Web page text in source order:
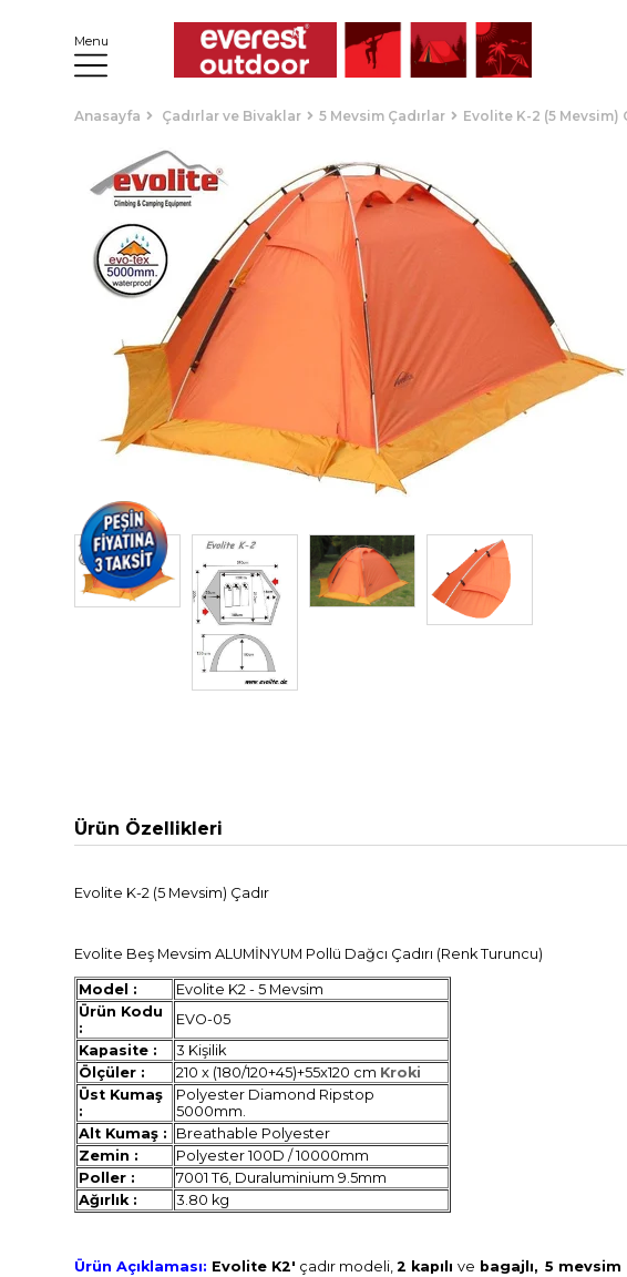
Menu
Anasayfa Çadırlar ve Bivaklar 5 Mevsim Çadırlar Evolite K-2 (5 Mevsim)
Ürün Özellikleri
Evolite K-2 (5 Mevsim) Çadır
Evolite Beş Mevsim ALUMİNYUM Pollü Dağcı Çadırı (Renk Turuncu)
Model :
Evolite K2 - 5 Mevsim
Ürün Kodu
:
EVO-05
Kapasite :
3 Kişilik
Ölçüler :
210 x (180/120+45)+55x120 cm Kroki
Üst Kumaş
:
Polyester Diamond Ripstop
5000mm.
Alt Kumaş :
Breathable Polyester
Zemin :
Polyester 100D / 10000mm
Poller :
7001 T6, Duraluminium 9.5mm
Ağırlık :
3.80 kg
Ürün Açıklaması: Evolite K2' çadır modeli,2 kapılıve bagajlı, 5 mevsim